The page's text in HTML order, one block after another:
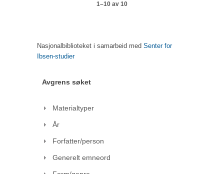
1–10 av 10
Nasjonalbiblioteket i samarbeid med Senter for
Ibsen-studier
Avgrens søket
Materialtyper
År
Forfatter/person
Generelt emneord